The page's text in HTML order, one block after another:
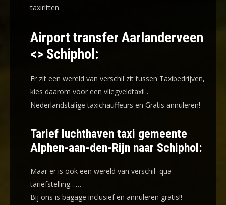
taxiritten.
Airport transfer Aarlanderveen
<> Schiphol:
Er zit een wereld van verschil zit tussen Taxibedrijven,
kies daarom voor een vliegveldtaxi! .
Nederlandstalige taxichauffeurs en Gratis annuleren!
Tarief luchthaven taxi gemeente
Alphen-aan-den-Rijn naar Schiphol:
Maar er is ook een wereld van verschil qua
tariefstelling……
Bij ons is bagage inclusief en annuleren gratis!!